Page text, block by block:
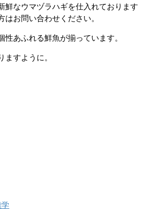
鮮なウマヅラハギを仕入れております
お問い合わせください。
性あふれる鮮魚が揃っています。
すように。